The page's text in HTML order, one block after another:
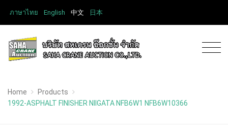
ภาษาไทย English 中文 日本
Home
Products
1992-ASPHALT FINISHER NIIGATA NFB6W1 NFB6W10366